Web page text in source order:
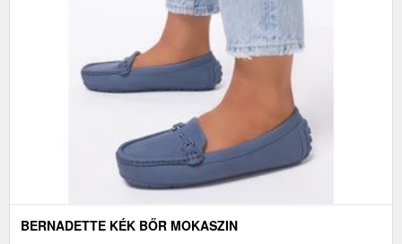
BERNADETTE KÉK BŐR MOKASZIN